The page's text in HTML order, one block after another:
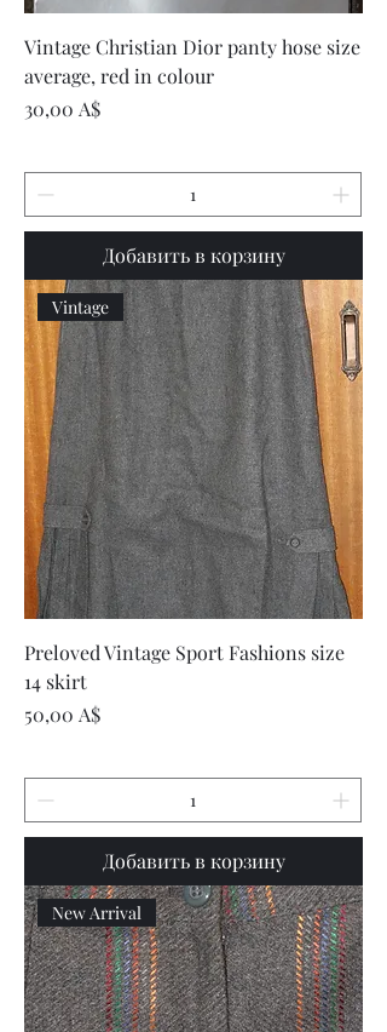
Vintage Christian Dior panty hose size
average, red in colour
Цена
30,00 A$
Добавить в корзину
Vintage
Preloved Vintage Sport Fashions size
14 skirt
Цена
50,00 A$
Добавить в корзину
New Arrival